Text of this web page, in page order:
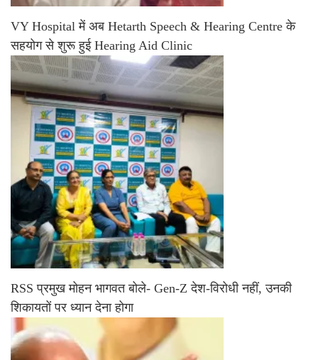
VY Hospital में अब Hetarth Speech & Hearing Centre के
सहयोग से शुरू हुई Hearing Aid Clinic
RSS प्रमुख मोहन भागवत बोले- Gen-Z देश-विरोधी नहीं, उनकी
शिकायतों पर ध्यान देना होगा